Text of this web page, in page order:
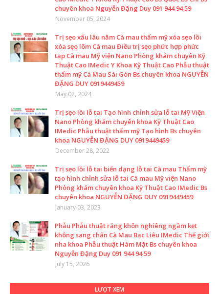
chuyên khoa Nguyễn Đặng Duy 091 944 94 59
November 05, 2024
Trị sẹo xấu lâu năm Cà mau thẩm mỹ xóa sẹo lồi
xóa sẹo lõm Cà mau Điều trị sẹo phức hợp phức
tạp Cà mau Mỹ viện Nano Phòng khám chuyên Kỹ
Thuật Cao IMedic Y Khoa Kỹ Thuật Cao Phẫu thuật
thẩm mỹ Cà Mau Sài Gòn Bs chuyên khoa NGUYỄN
ĐẶNG DUY 0919449459
May 02, 2024
Trị sẹo lồi lỗ tai Tạo hình chỉnh sửa lỗ tai Mỹ Viện
Nano Phòng khám chuyên khoa Kỹ Thuật Cao
IMedic Phẫu thuật thẩm mỹ Tạo hình Bs chuyên
khoa NGUYỄN ĐẶNG DUY 0919449459
December 28, 2022
Trị sẹo lồi lỗ tai biến dạng lỗ tai Cà mau Thẩm mỹ
tạo hình chỉnh sửa lỗ tai Cà mau Mỹ viện Nano
Phòng khám chuyên khoa Kỹ Thuật Cao IMedic Bs
chuyên khoa NGUYỄN ĐẶNG DUY 0919449459
January 03, 2023
Phẫu Phẫu thuật răng khôn nghiêng ngầm kẹt
không sang chấn Cà Mau Bạc Liêu IMedic Thế giới
nha khoa Phẫu thuật Hàm Mặt Bs chuyên khoa
Nguyễn Đặng Duy 091 944 94 59
July 15, 2026
LƯỢT XEM